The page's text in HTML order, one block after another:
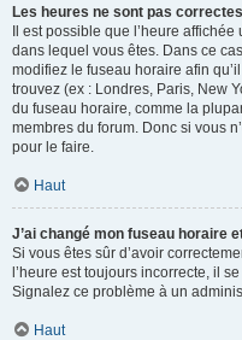
Les heures ne sont pas
Il est possible que l’heure
dans lequel vous êtes. Dans ce
modifiez le fuseau horaire afin
trouvez (ex : Londres, Paris, New
du fuseau horaire, comme la
membres du forum. Donc si vous
pour le faire.
Haut
J’ai changé mon fuseau horaire
Si vous êtes sûr d’avoir
l’heure est toujours incorrecte, il
Signalez ce problème à un
Haut